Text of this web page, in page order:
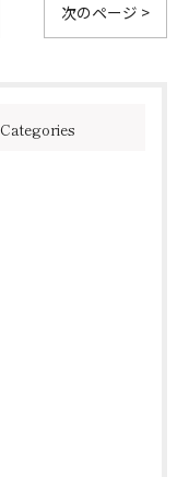
次のページ >
Categories